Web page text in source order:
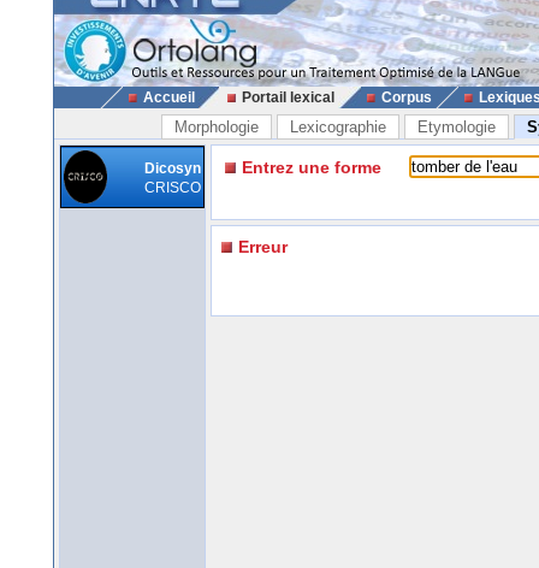
Accueil Portail lexical Corpus
Morphologie Lexicographie Etymologie
Dicosyn
CRISCO
Entrez une forme
Erreur